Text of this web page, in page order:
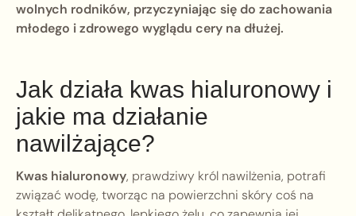
wolnych rodników, przyczyniając się do zachowania
młodego i zdrowego wyglądu cery na dłużej.
Jak działa kwas hialuronowy i
jakie ma działanie
nawilżające?
Kwas hialuronowy, prawdziwy król nawilżenia, potrafi
związać wodę, tworząc na powierzchni skóry coś na